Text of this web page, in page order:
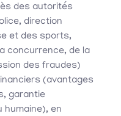
des autorités
direction
et des sports,
concurrence, de la
des fraudes)
(avantages
garantie
humaine), en